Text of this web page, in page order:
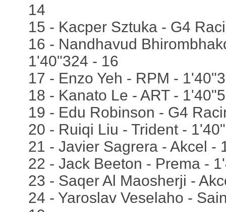
14
15 - Kacper Sztuka - G4
16 - Nandhavud
1'40"324 - 16
17 - Enzo Yeh - RPM -
18 - Kanato Le - ART -
19 - Edu Robinson - G4
20 - Ruiqi Liu - Trident -
21 - Javier Sagrera - Akcel -
22 - Jack Beeton - Prema -
23 - Saqer Al Maosherji -
24 - Yaroslav Veselaho -